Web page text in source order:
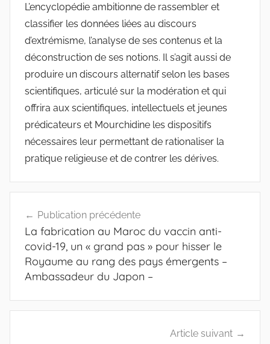
L’encyclopédie ambitionne de rassembler et
classifier les données liées au discours
d’extrémisme, l’analyse de ses contenus et la
déconstruction de ses notions. Il s’agit aussi de
produire un discours alternatif selon les bases
scientifiques, articulé sur la modération et qui
offrira aux scientifiques, intellectuels et jeunes
prédicateurs et Mourchidine les dispositifs
nécessaires leur permettant de rationaliser la
pratique religieuse et de contrer les dérives.
de
l’article
Publication précédente
La fabrication au Maroc du vaccin anti-
covid-19, un « grand pas » pour hisser le
Royaume au rang des pays émergents –
Ambassadeur du Japon –
Article suivant